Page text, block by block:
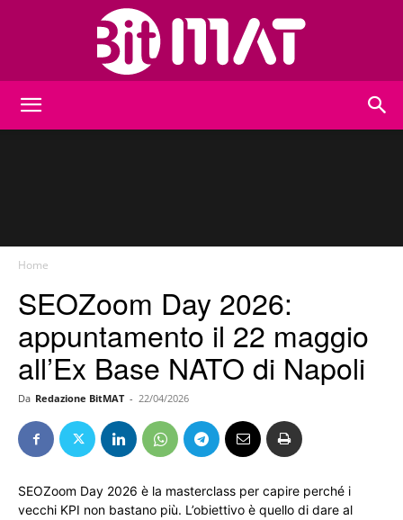
Home
SEOZoom Day 2026:
appuntamento il 22 maggio
all’Ex Base NATO di Napoli
Da Redazione BitMAT - 22/04/2026
SEOZoom Day 2026 è la masterclass per capire perché i
vecchi KPI non bastano più. L’obiettivo è quello di dare al